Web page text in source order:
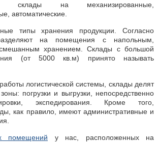
склады на механизированные,
автоматические.
типы хранения продукции. Согласно
на помещения с напольным,
хранением. Склады с большой
(от 5000 кв.м) принято называть
логистической системы, склады делят
погрузки и выгрузки, непосредственно
экспедирования. Кроме того,
как правило, имеют административные и
помещений у нас, расположенных на